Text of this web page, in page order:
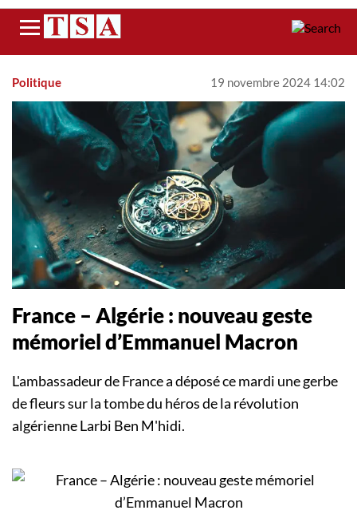
Menu
Politique 19 novembre 2024 14:02
France – Algérie : nouveau geste
mémoriel d’Emmanuel Macron
L'ambassadeur de France a déposé ce mardi une gerbe
de fleurs sur la tombe du héros de la révolution
algérienne Larbi Ben M'hidi.